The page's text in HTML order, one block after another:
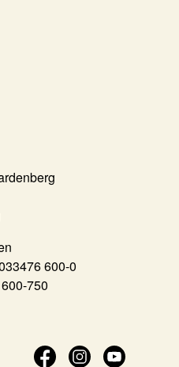
600-0
750